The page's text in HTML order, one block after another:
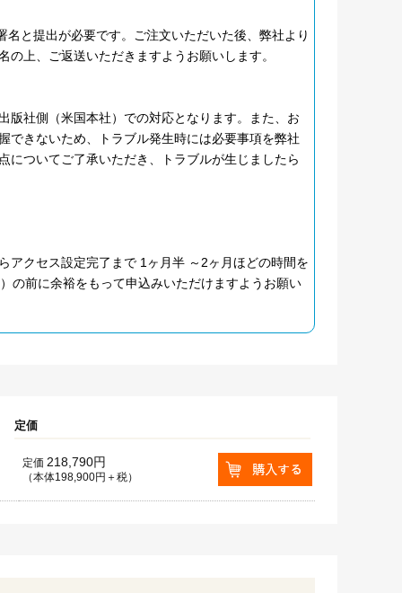
と提出が必要です。ご注文いただいた後、弊社より
上、ご返送いただきますようお願いします。
版社側（米国本社）での対応となります。また、お
できないため、トラブル発生時には必要事項を弊社
についてご了承いただき、トラブルが生じましたら
アクセス設定完了まで 1ヶ月半 ～2ヶ月ほどの時間を
の前に余裕をもって申込みいただけますようお願い
定価
定価 218,790円
（本体198,900円＋税）